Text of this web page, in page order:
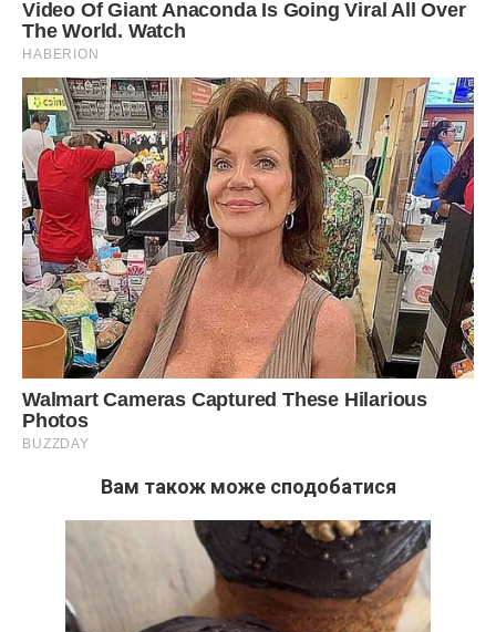
Вам також може сподобатися